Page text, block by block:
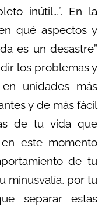
inútil…”. En la
qué aspectos y
es un desastre”
los problemas y
unidades más
y de más fácil
de tu vida que
este momento
de tu
minusvalía, por tu
separar estas